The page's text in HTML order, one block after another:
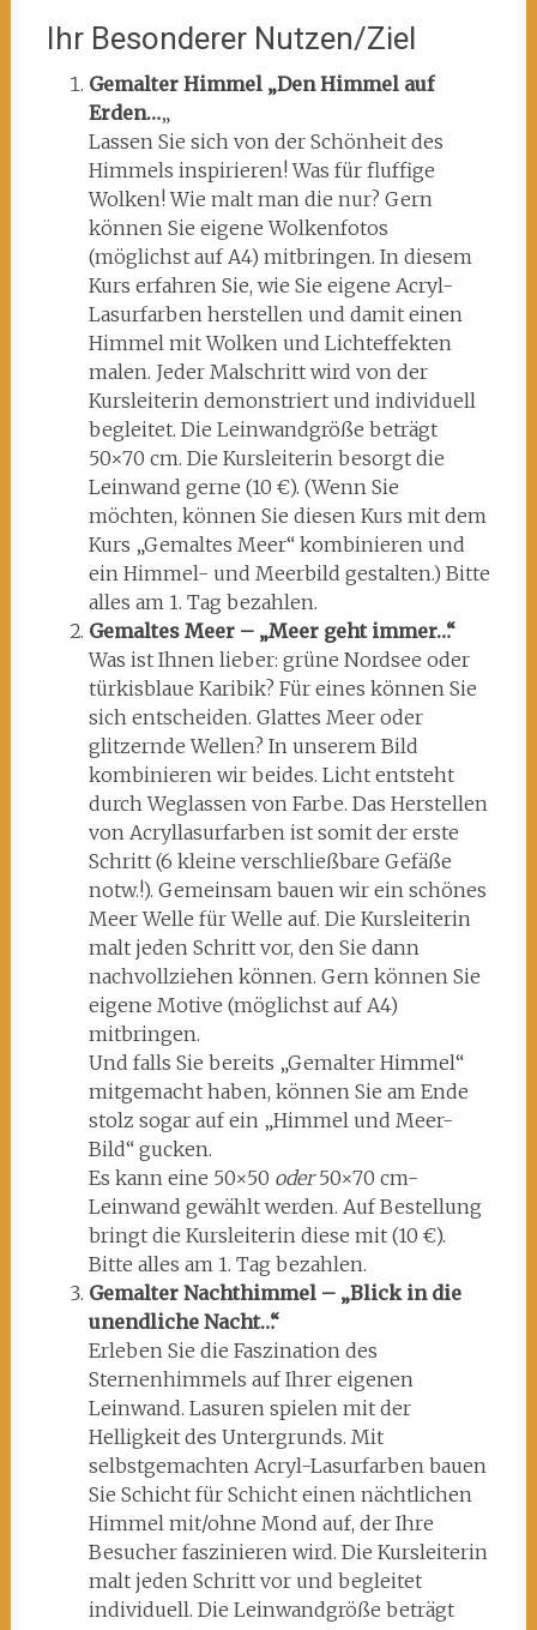
Ihr Besonderer Nutzen/Ziel
Gemalter Himmel „Den Himmel auf
Erden…„
Lassen Sie sich von der Schönheit des
Himmels inspirieren! Was für fluffige
Wolken! Wie malt man die nur? Gern
können Sie eigene Wolkenfotos
(möglichst auf A4) mitbringen. In diesem
Kurs erfahren Sie, wie Sie eigene Acryl-
Lasurfarben herstellen und damit einen
Himmel mit Wolken und Lichteffekten
malen. Jeder Malschritt wird von der
Kursleiterin demonstriert und individuell
begleitet. Die Leinwandgröße beträgt
50×70 cm. Die Kursleiterin besorgt die
Leinwand gerne (10 €). (Wenn Sie
möchten, können Sie diesen Kurs mit dem
Kurs „Gemaltes Meer“ kombinieren und
ein Himmel- und Meerbild gestalten.) Bitte
alles am 1. Tag bezahlen.
Gemaltes Meer – „Meer geht immer…“
Was ist Ihnen lieber: grüne Nordsee oder
türkisblaue Karibik? Für eines können Sie
sich entscheiden. Glattes Meer oder
glitzernde Wellen? In unserem Bild
kombinieren wir beides. Licht entsteht
durch Weglassen von Farbe. Das Herstellen
von Acryllasurfarben ist somit der erste
Schritt (6 kleine verschließbare Gefäße
notw.!). Gemeinsam bauen wir ein schönes
Meer Welle für Welle auf. Die Kursleiterin
malt jeden Schritt vor, den Sie dann
nachvollziehen können. Gern können Sie
eigene Motive (möglichst auf A4)
mitbringen.
Und falls Sie bereits „Gemalter Himmel“
mitgemacht haben, können Sie am Ende
stolz sogar auf ein „Himmel und Meer-
Bild“ gucken.
Es kann eine 50×50 oder50×70 cm-
Leinwand gewählt werden. Auf Bestellung
bringt die Kursleiterin diese mit (10 €).
Bitte alles am 1. Tag bezahlen.
Gemalter Nachthimmel – „Blick in die
unendliche Nacht…“
Erleben Sie die Faszination des
Sternenhimmels auf Ihrer eigenen
Leinwand. Lasuren spielen mit der
Helligkeit des Untergrunds. Mit
selbstgemachten Acryl-Lasurfarben bauen
Sie Schicht für Schicht einen nächtlichen
Himmel mit/ohne Mond auf, der Ihre
Besucher faszinieren wird. Die Kursleiterin
malt jeden Schritt vor und begleitet
individuell. Die Leinwandgröße beträgt